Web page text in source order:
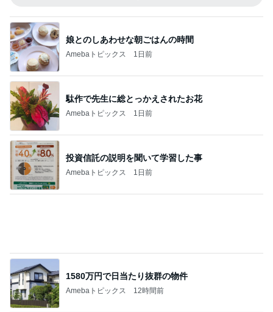
1580万円で日当たり抜群の物件
Amebaトピックス 12時間前
平原綾香 友人の衝撃的な一言
Amebaトピックス